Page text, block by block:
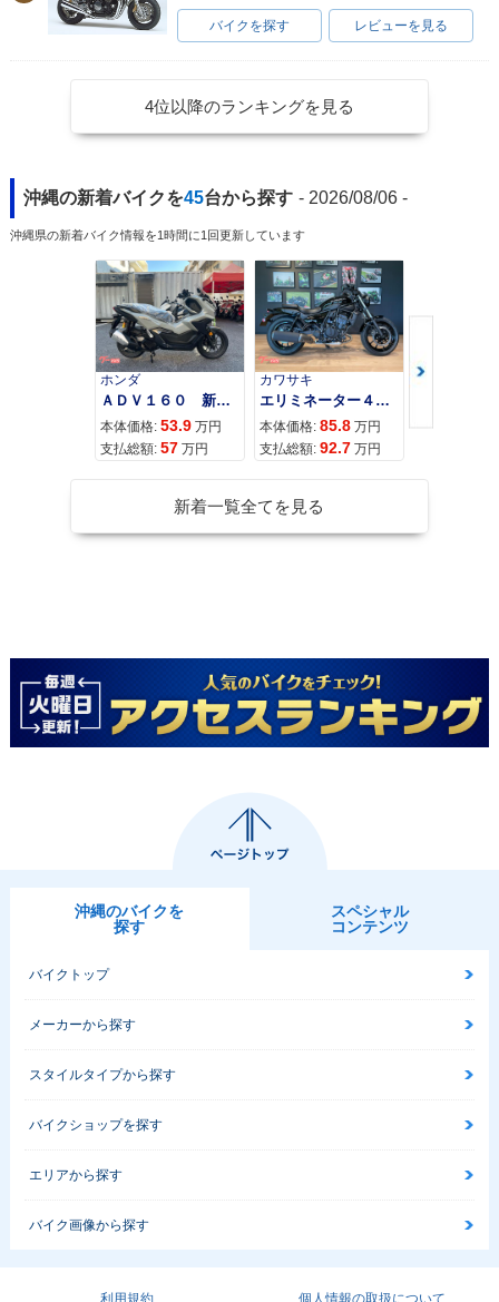
バイクを探す レビューを見る
4位以降のランキングを見る
沖縄の新着バイクを45台から探す - 2026/08/06 -
沖縄県の新着バイク情報を1時間に1回更新しています
ホンダ
ＡＤＶ１６０ 新車 ２０２６年最新モデル パールスモーキーグレー スマートキー ２９Ｌメットイン ＵＳＢ Ｔｙｐｅ−Ｃ装備
本体価格: 53.9 万円
支払総額: 57 万円
カワサキ
エリミネーター４００
本体価格: 85.8 万円
支払総額: 92.7 万円
カワサキ
本体価格:
新着一覧全てを見る
沖縄のバイクを
探す
スペシャル
コンテンツ
バイクトップ
メーカーから探す
スタイルタイプから探す
バイクショップを探す
エリアから探す
バイク画像から探す